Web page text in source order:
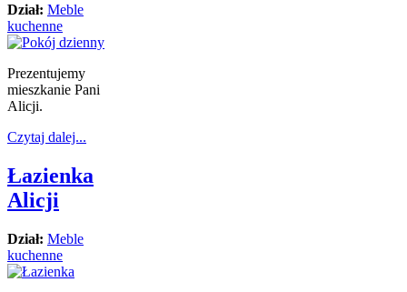
Dział: Meble
kuchenne
Prezentujemy
mieszkanie Pani
Alicji.
Czytaj dalej...
Łazienka
Alicji
Dział: Meble
kuchenne